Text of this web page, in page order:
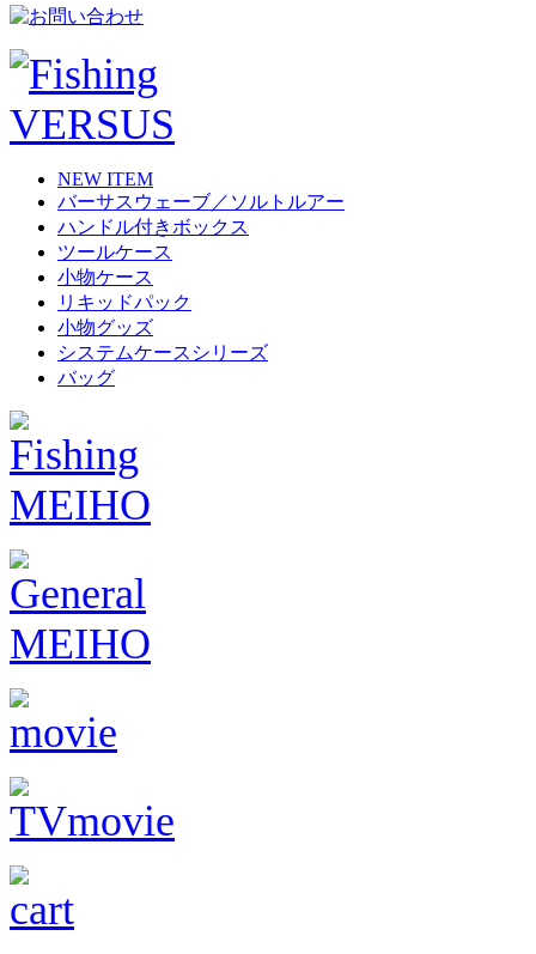
NEW ITEM
バーサスウェーブ／ソルトルアー
ハンドル付きボックス
ツールケース
小物ケース
リキッドパック
小物グッズ
システムケースシリーズ
バッグ